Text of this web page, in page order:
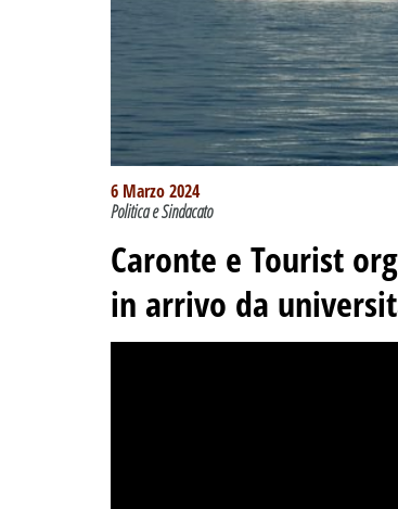
6 Marzo 2024
Politica e Sindacato
Caronte e Tourist
in arrivo da